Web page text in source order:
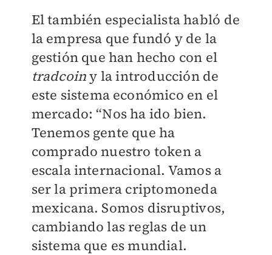
El también especialista habló de
la empresa que fundó y de la
gestión que han hecho con el
tradcoiny la introducción de
este sistema económico en el
mercado: “Nos ha ido bien.
Tenemos gente que ha
comprado nuestro token a
escala internacional. Vamos a
ser la primera criptomoneda
mexicana. Somos disruptivos,
cambiando las reglas de un
sistema que es mundial.